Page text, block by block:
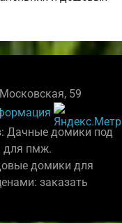
59
Дачные домики под
для пмж.
домики для
заказать